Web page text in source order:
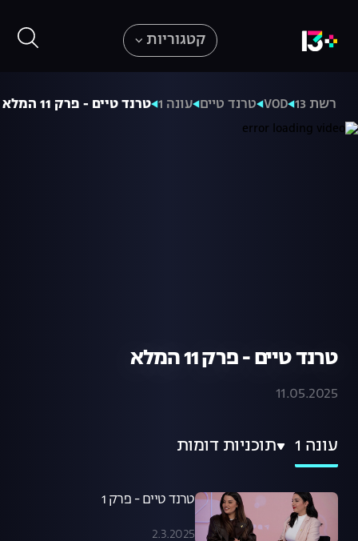
קטגוריות
רשת 13 VOD טרנד טיים עונה 1 טרנד טיים - פרק 11 המלא
טרנד טיים - פרק 11 המלא
11.05.2025
עונה 1 תוכניות דומות
טרנד טיים - פרק 1
2.3.2025